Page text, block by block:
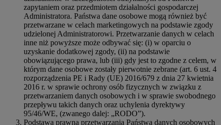
zapytaniem oraz przedmiotem działalności gospodarczej
Administratora. Państwa dane osobowe mogą również być
przetwarzane w celach marketingowych na podstawie zgody
udzielonej Administratorowi. Przetwarzanie danych w celach
inne niż powyższe może odbywać się: (i) w oparciu o
uzyskanie dodatkowej zgody, (ii) na podstawie
obowiązującego prawa, lub (iii) gdy jest to zgodne z celem, w
którym dane osobowe zostały pierwotnie zebrane (art. 6 ust. 4
rozporządzenia PE i Rady (UE) 2016/679 z dnia 27 kwietnia
2016 r. w sprawie ochrony osób fizycznych w związku z
przetwarzaniem danych osobowych i w sprawie swobodnego
przepływu takich danych oraz uchylenia dyrektywy
95/46/WE, (zwanego dalej: „RODO”).
Podstawą prawną przetwarzania Państwa danych osobowych